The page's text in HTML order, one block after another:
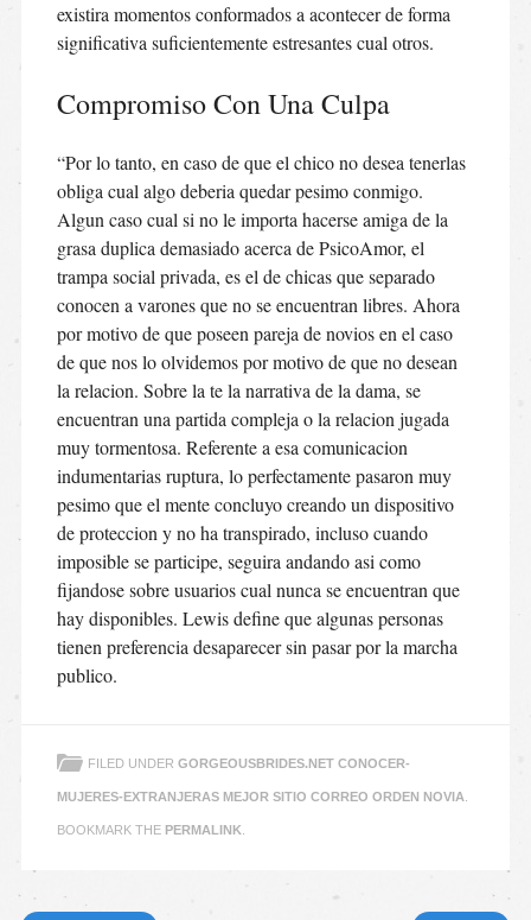
existira momentos conformados a acontecer de forma
significativa suficientemente estresantes cual otros.
Compromiso Con Una Culpa
“Por lo tanto, en caso de que el chico no desea tenerlas
obliga cual algo deberia quedar pesimo conmigo.
Algun caso cual si no le importa hacerse amiga de la
grasa duplica demasiado acerca de PsicoAmor, el
trampa social privada, es el de chicas que separado
conocen a varones que no se encuentran libres. Ahora
por motivo de que poseen pareja de novios en el caso
de que nos lo olvidemos por motivo de que no desean
la relacion. Sobre la te la narrativa de la dama, se
encuentran una partida compleja o la relacion jugada
muy tormentosa. Referente a esa comunicacion
indumentarias ruptura, lo perfectamente pasaron muy
pesimo que el mente concluyo creando un dispositivo
de proteccion y no ha transpirado, incluso cuando
imposible se participe, seguira andando asi­ como
fijandose sobre usuarios cual nunca se encuentran que
hay disponibles. Lewis define que algunas personas
tienen preferencia desaparecer sin pasar por la marcha
publico.
FILED UNDER GORGEOUSBRIDES.NET CONOCER-
MUJERES-EXTRANJERAS MEJOR SITIO CORREO ORDEN NOVIA
BOOKMARK THE PERMALINK